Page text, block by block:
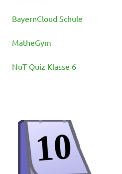
BayernCloud Schule
MatheGym
NuT Quiz Klasse 6